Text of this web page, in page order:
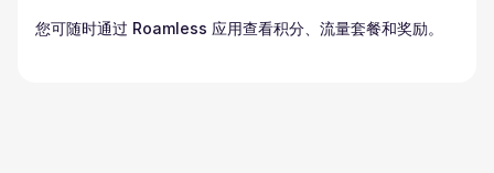
您可随时通过 Roamless 应用查看积分、流量套餐和奖励。